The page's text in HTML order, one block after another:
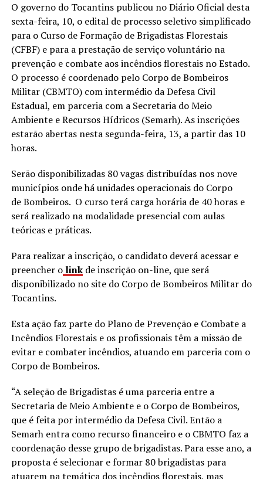
O governo do Tocantins publicou no Diário Oficial desta
sexta-feira, 10, o edital de processo seletivo simplificado
para o Curso de Formação de Brigadistas Florestais
(CFBF) e para a prestação de serviço voluntário na
prevenção e combate aos incêndios florestais no Estado.
O processo é coordenado pelo Corpo de Bombeiros
Militar (CBMTO) com intermédio da Defesa Civil
Estadual, em parceria com a Secretaria do Meio
Ambiente e Recursos Hídricos (Semarh). As inscrições
estarão abertas nesta segunda-feira, 13, a partir das 10
horas.
Serão disponibilizadas 80 vagas distribuídas nos nove
municípios onde há unidades operacionais do Corpo
de Bombeiros. O curso terá carga horária de 40 horas e
será realizado na modalidade presencial com aulas
teóricas e práticas.
Para realizar a inscrição, o candidato deverá acessar e
preencher o linkde inscrição on-line, que será
disponibilizado no site do Corpo de Bombeiros Militar do
Tocantins.
Esta ação faz parte do Plano de Prevenção e Combate a
Incêndios Florestais e os profissionais têm a missão de
evitar e combater incêndios, atuando em parceria com o
Corpo de Bombeiros.
“A seleção de Brigadistas é uma parceria entre a
Secretaria de Meio Ambiente e o Corpo de Bombeiros,
que é feita por intermédio da Defesa Civil. Então a
Semarh entra como recurso financeiro e o CBMTO faz a
coordenação desse grupo de brigadistas. Para esse ano, a
proposta é selecionar e formar 80 brigadistas para
atuarem na temática dos incêndios florestais, mas